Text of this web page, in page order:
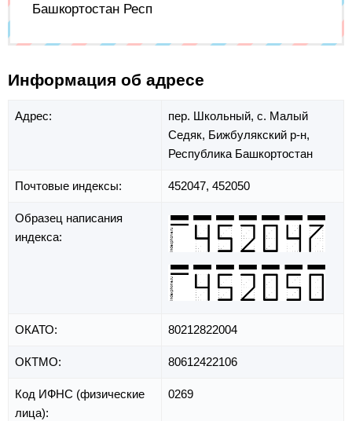
Башкортостан Респ
Информация об адресе
Адрес: пер. Школьный, с. Малый
Седяк, Бижбулякский р-н,
Республика Башкортостан
Почтовые индексы: 452047, 452050
Образец написания
индекса:
ОКАТО: 80212822004
ОКТМО: 80612422106
Код ИФНС (физические
лица):
0269